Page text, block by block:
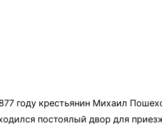
году крестьянин Михаил
постоялый двор для